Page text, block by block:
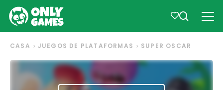
CASA JUEGOS DE PLATAFORMAS SUPER OSCAR